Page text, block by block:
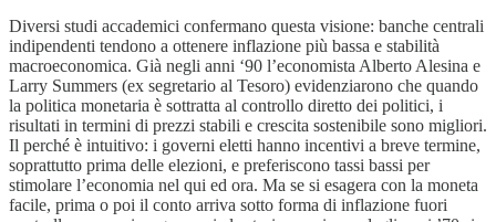
Diversi studi accademici confermano questa visione: banche centrali
indipendenti tendono a ottenere inflazione più bassa e stabilità
macroeconomica. Già negli anni ‘90 l’economista Alberto Alesina e
Larry Summers (ex segretario al Tesoro) evidenziarono che quando
la politica monetaria è sottratta al controllo diretto dei politici, i
risultati in termini di prezzi stabili e crescita sostenibile sono migliori.
Il perché è intuitivo: i governi eletti hanno incentivi a breve termine,
soprattutto prima delle elezioni, e preferiscono tassi bassi per
stimolare l’economia nel qui ed ora. Ma se si esagera con la moneta
facile, prima o poi il conto arriva sotto forma di inflazione fuori